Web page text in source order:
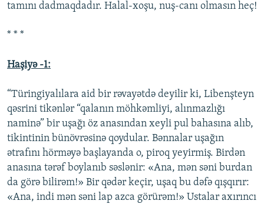
tamını dadmaqdadır. Halal-xoşu, nuş-canı olmasın heç!
* * *
Haşiyə -1:
“Türingiyalılara aid bir rəvayətdə deyilir ki, Libenşteyn
qəsrini tikənlər “qalanın möhkəmliyi, alınmazlığı
naminə” bir uşağı öz anasından xeyli pul bahasına alıb,
tikintinin bünövrəsinə qoydular. Bənnalar uşağın
ətrafını hörməyə başlayanda o, piroq yeyirmiş. Birdən
anasına tərəf boylanıb səslənir: «Ana, mən səni burdan
da görə bilirəm!» Bir qədər keçir, uşaq bu dəfə qışqırır:
«Ana, indi mən səni lap azca görürəm!» Ustalar axırıncı